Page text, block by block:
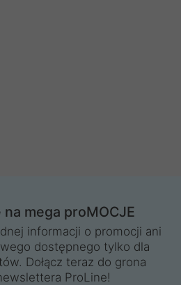
mega proMOCJE
informacji o promocji ani
dostępnego tylko dla
Dołącz teraz do grona
ProLine!